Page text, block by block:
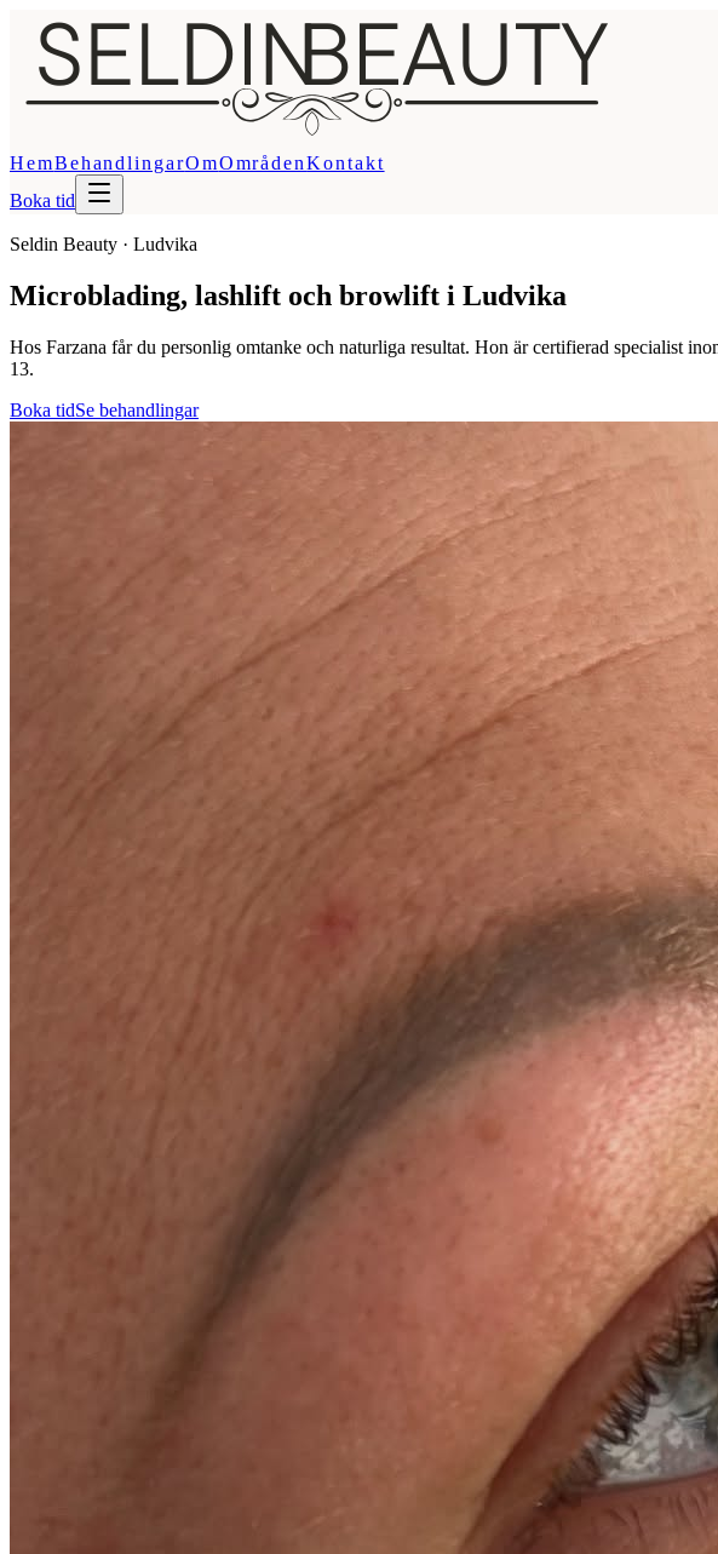
HemBehandlingarOmOmrådenKontakt
Boka tid
Seldin Beauty · Ludvika
Microblading, lashlift och browlift i Ludvika
Hos Farzana får du personlig omtanke och naturliga resultat. Hon är certifierad specialist
13.
Boka tidSe behandlingar